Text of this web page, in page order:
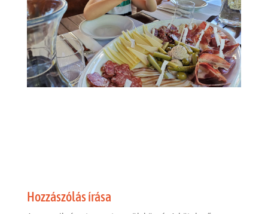
Hozzászólás írása